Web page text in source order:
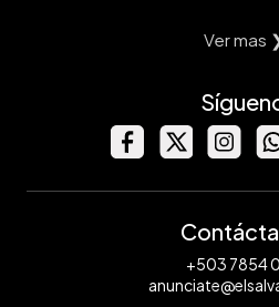
Ver mas
+503 7854